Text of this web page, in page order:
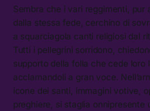
Sembra che i vari reggimenti, pur
dalla stessa fede, cerchino di
a squarciagola canti religiosi dal
Tutti i pellegrini sorridono,
supporto della folla che cede loro
acclamandoli a gran voce.
icone dei santi, immagini votive,
preghiere, si staglia onnipresente